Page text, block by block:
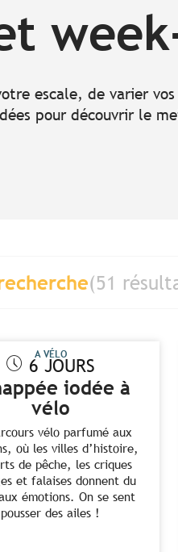
escale, de varier
pour découvrir le
(51
A VÉLO
6 JOURS
iodée à
vélo
vélo parfumé aux
où les villes d’histoire,
de pêche, les criques
et falaises donnent du
émotions. On se sent
pousser des ailes !